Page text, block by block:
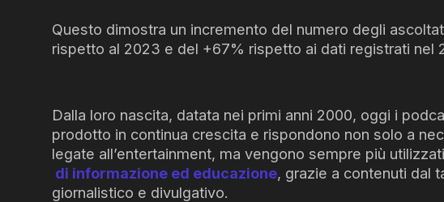
Questo dimostra un incremento del numero degli
rispetto al 2023 e del +67% rispetto ai dati registrati nel
Dalla loro nascita, datata nei primi anni 2000, oggi i
prodotto in continua crescita e rispondono non solo a
legate all’entertainment, ma vengono sempre più
di informazione ed educazione, grazie a contenuti dal
giornalistico e divulgativo.